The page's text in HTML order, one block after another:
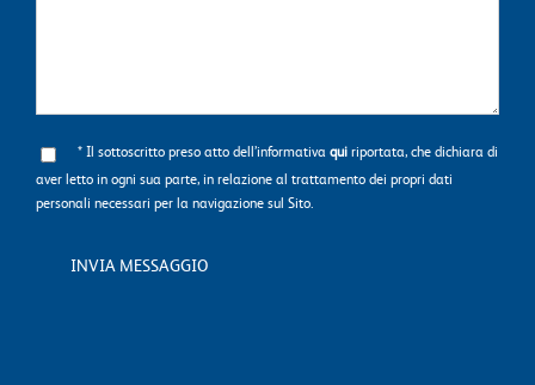
* Il sottoscritto preso atto dell’informativa quiriportata, che dichiara di
aver letto in ogni sua parte, in relazione al trattamento dei propri dati
personali necessari per la navigazione sul Sito.